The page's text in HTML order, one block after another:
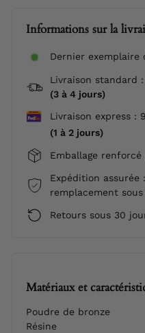
Informations sur la
Dernier exemplaire
Livraison standard
(3 à 4 jours)
Livraison express :
(1 à 2 jours)
Emballage
Expédition assurée
remplacement
Retours sous 30
Matériaux et
Poudre de bronze
Résine